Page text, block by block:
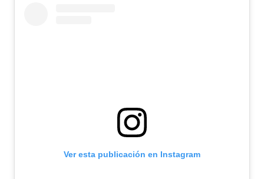
Ver esta publicación en Instagram